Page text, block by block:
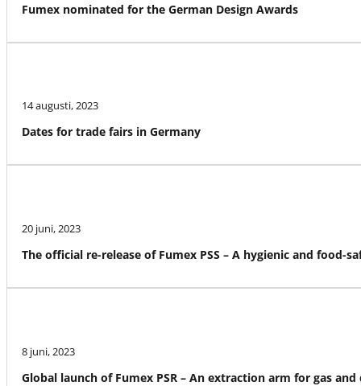
Fumex nominated for the German Design Awards
14 augusti, 2023
Dates for trade fairs in Germany
20 juni, 2023
The official re-release of Fumex PSS – A hygienic and
8 juni, 2023
Global launch of Fumex PSR – An extraction arm for gas